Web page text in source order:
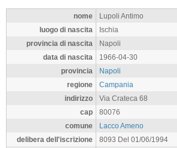
nome
Lupoli Antimo
luogo di nascita
Ischia
provincia di nascita
Napoli
data di nascita
1966-04-30
provincia
Napoli
regione
Campania
indirizzo
Via Crateca 68
cap
80076
comune
Lacco Ameno
delibera dell'iscrizione
8093 Del 01/06/1994